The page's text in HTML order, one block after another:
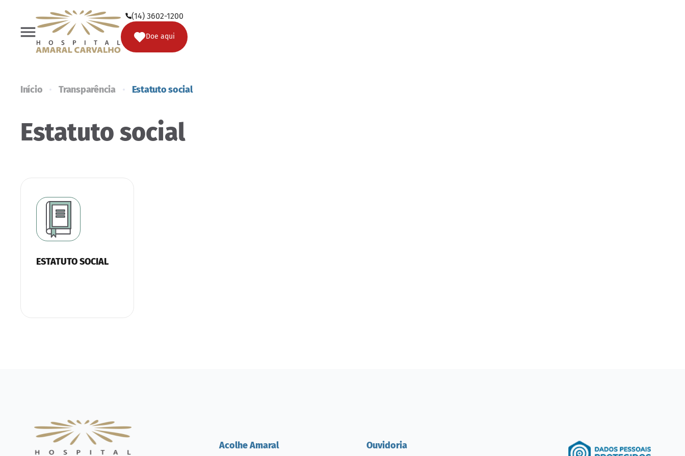
(14) 3602-1200
Doe aqui
Doe
Início Transparência Estatuto social
Estatuto social
ESTATUTO SOCIAL
Acolhe Amaral Ouvidoria